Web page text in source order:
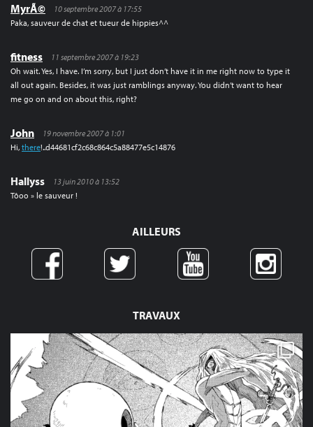
TRAVAUX
MyrÃ©
10 septembre 2007 à 17:55
Paka, sauveur de chat et tueur de hippies^^
fitness
11 septembre 2007 à 19:23
Oh wait. Yes, I have. I’m sorry, but I just don’t have it in me right now to type it
all out again. Besides, it was just ramblings anyway. You didn’t want to hear
me go on and on about this, right?
John
19 novembre 2007 à 1:01
Hi, there!..d44681cf2c68c864c5a88477e5c14876
Hallyss
13 juin 2010 à 13:52
Tôoo » le sauveur !
AILLEURS